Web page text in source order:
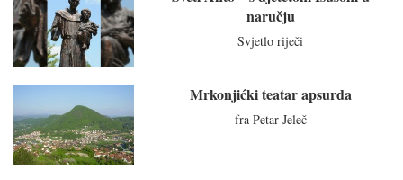
naručju
Svjetlo riječi
Mrkonjićki teatar apsurda
fra Petar Jeleč